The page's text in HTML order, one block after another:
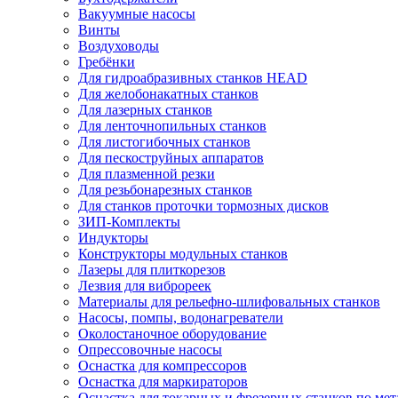
Вакуумные насосы
Винты
Воздуховоды
Гребёнки
Для гидроабразивных станков HEAD
Для желобонакатных станков
Для лазерных станков
Для ленточнопильных станков
Для листогибочных станков
Для пескоструйных аппаратов
Для плазменной резки
Для резьбонарезных станков
Для станков проточки тормозных дисков
ЗИП-Комплекты
Индукторы
Конструкторы модульных станков
Лазеры для плиткорезов
Лезвия для виброреек
Материалы для рельефно-шлифовальных станков
Насосы, помпы, водонагреватели
Околостаночное оборудование
Опрессовочные насосы
Оснастка для компрессоров
Оснастка для маркираторов